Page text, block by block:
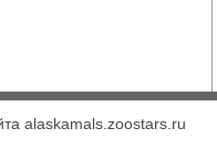
alaskamals.zoostars.ru